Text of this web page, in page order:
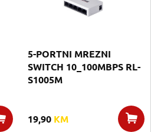
5-PORTNI MREZNI
SWITCH 10_100MBPS RL-
S1005M
19,90 KM